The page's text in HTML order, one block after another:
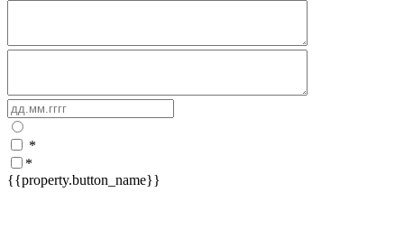
*
*
{{property.button_name}}